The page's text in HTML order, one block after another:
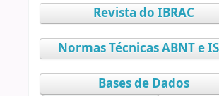
Revista do IBRAC
Normas Técnicas ABNT e
Bases de Dados